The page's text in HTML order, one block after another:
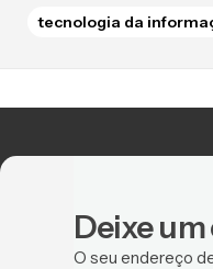
tecnologia da
Deixe
O seu endereço